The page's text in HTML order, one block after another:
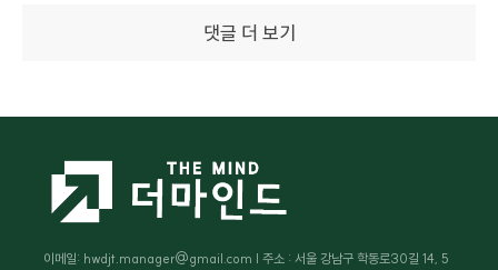
댓글 더 보기
이메일: hwdjt.manager@gmail.com | 주소 : 서울 강남구 학동로30길 14, 5